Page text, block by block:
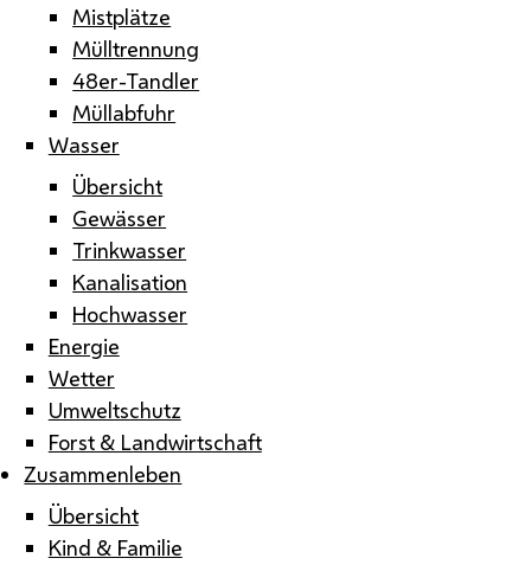
Mistplätze
Mülltrennung
48er-Tandler
Müllabfuhr
Wasser
Übersicht
Gewässer
Trinkwasser
Kanalisation
Hochwasser
Energie
Wetter
Umweltschutz
Forst & Landwirtschaft
Zusammenleben
Übersicht
Kind & Familie